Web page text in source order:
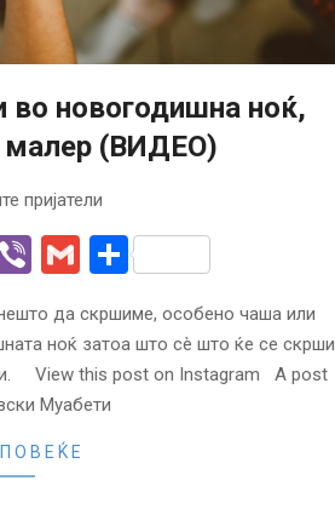
новогодишна ноќ,
(ВИДЕО)
пријатели
ViberGmailShare
да скршиме, особено чаша или
ноќ затоа што сè што ќе се скрши
View this post on Instagram A post
Муабети